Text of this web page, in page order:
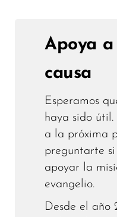
Apoya
causa
Esperamos
haya sido
a la próxima
preguntarte
apoyar la
evangelio.
Desde el año